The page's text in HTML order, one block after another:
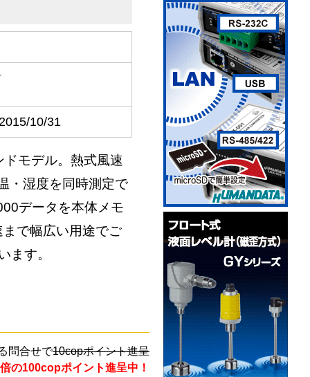
10/31
モデル。熱式風速
・湿度を同時測定で
データを本体メモ
で幅広い用途でご
ます。
問合せで10copポイント進呈
の100copポイント進呈中！